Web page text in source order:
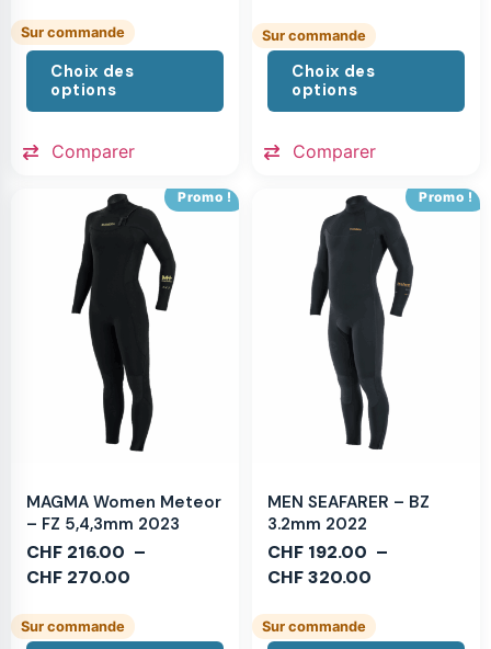
Sur commande
Choix des
options
Comparer
Sur commande
Choix des
options
Comparer
Promo !
MAGMA Women Meteor
– FZ 5,4,3mm 2023
CHF 216.00 –
CHF 270.00
Sur commande
Promo !
MEN SEAFARER – BZ
3.2mm 2022
CHF 192.00 –
CHF320.00
Sur commande